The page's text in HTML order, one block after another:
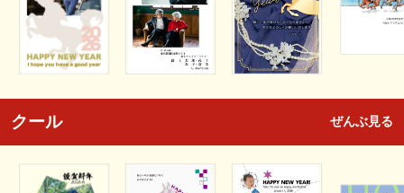
クール ぜんぶ見る